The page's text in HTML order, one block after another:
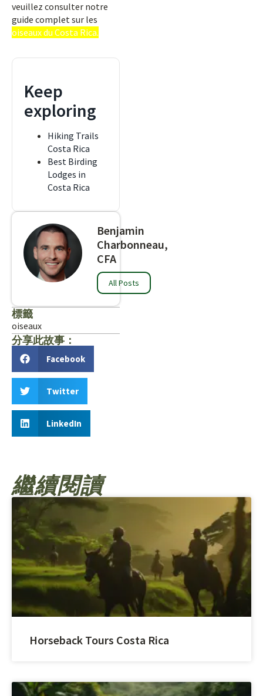
veuillez consulter notre
guide complet sur les
oiseaux du Costa Rica.
Keep
exploring
Hiking Trails
Costa Rica
Best Birding
Lodges in
Costa Rica
Benjamin
Charbonneau,
CFA
All Posts
標籤
oiseaux
分享此故事：
Facebook
Twitter
LinkedIn
繼續閱讀
Horseback Tours Costa Rica